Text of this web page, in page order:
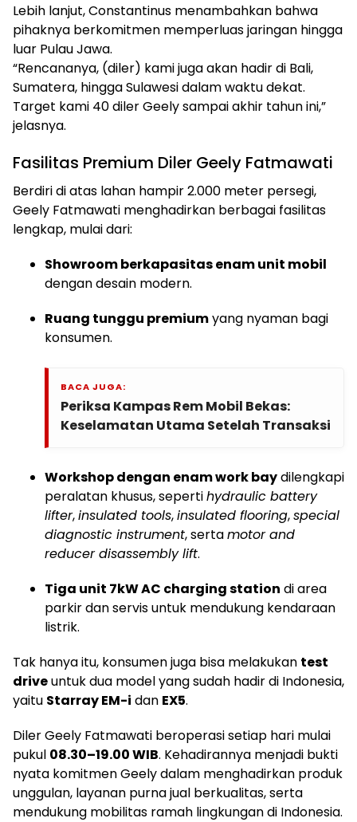
Lebih lanjut, Constantinus menambahkan bahwa
pihaknya berkomitmen memperluas jaringan hingga
luar Pulau Jawa.
“Rencananya, (diler) kami juga akan hadir di Bali,
Sumatera, hingga Sulawesi dalam waktu dekat.
Target kami 40 diler Geely sampai akhir tahun ini,”
jelasnya.
Fasilitas Premium Diler Geely Fatmawati
Berdiri di atas lahan hampir 2.000 meter persegi,
Geely Fatmawati menghadirkan berbagai fasilitas
lengkap, mulai dari:
Showroom berkapasitas enam unit mobil
dengan desain modern.
Ruang tunggu premiumyang nyaman bagi
konsumen.
BACA JUGA:
Periksa Kampas Rem Mobil Bekas:
Keselamatan Utama Setelah Transaksi
Workshop dengan enam work baydilengkapi
peralatan khusus, sepertihydraulic battery
lifter,insulated tools,insulated flooring,special
diagnostic instrument, sertamotor and
reducer disassembly lift.
Tiga unit 7kW AC charging station di area
parkir dan servis untuk mendukung kendaraan
listrik.
Tak hanya itu, konsumen juga bisa melakukan test
driveuntuk dua model yang sudah hadir di Indonesia,
yaitu Starray EM-i dan EX5.
Diler Geely Fatmawati beroperasi setiap hari mulai
pukul 08.30–19.00 WIB. Kehadirannya menjadi bukti
nyata komitmen Geely dalam menghadirkan produk
unggulan, layanan purna jual berkualitas, serta
mendukung mobilitas ramah lingkungan di Indonesia.